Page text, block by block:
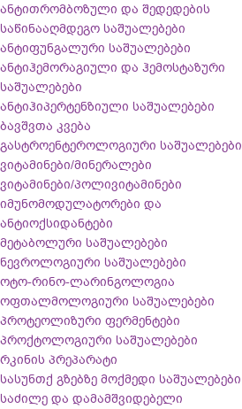
ანტითრომბოზული და შედედების
საწინააღმდეგო საშუალებები
ანტიფუნგალური საშუალებები
ანტიჰემორაგიული და ჰემოსტაზური
საშუალებები
ანტიჰიპერტენზიული საშუალებები
ბავშვთა კვება
გასტროენტეროლოგიური საშუალებები
ვიტამინები/მინერალები
ვიტამინები/პოლივიტამინები
იმუნომოდულატორები და
ანტიოქსიდანტები
მეტაბოლური საშუალებები
ნევროლოგიური საშუალებები
ოტო-რინო-ლარინგოლოგია
ოფთალმოლოგიური საშუალებები
პროტეოლიზური ფერმენტები
პროქტოლოგიური საშუალებები
რკინის პრეპარატი
სასუნთქ გზებზე მოქმედი საშუალებები
საძილე და დამამშვიდებელი